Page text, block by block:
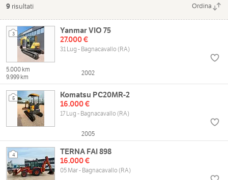
9 risultati Ordina
3
Yanmar VIO 75
27.000 €
31 Lug - Bagnacavallo (RA)
5.000 km
9.999 km
2002
5
Komatsu PC20MR-2
16.000 €
17 Lug - Bagnacavallo (RA)
2005
4
TERNA FAI 898
16.000 €
05 Mar - Bagnacavallo (RA)